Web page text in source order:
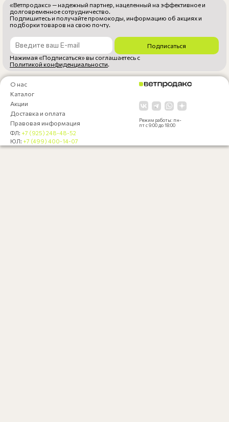
«Ветпродакс» — надежный партнер, нацеленный на эффективное и
долговременное сотрудничество.
Подпишитесь и получайте промокоды, информацию об акциях и
подборки товаров на свою почту.
Подписаться
Нажимая «Подписаться» вы соглашаетесь с
Политикой конфиденциальности
О нас
Каталог
Акции
Доставка и оплата
Правовая информация
ФЛ: +7 (925) 248-48-52
ЮЛ: +7 (499) 400-14-07
Режим работы: пн-
пт с 9:00 до 18:00